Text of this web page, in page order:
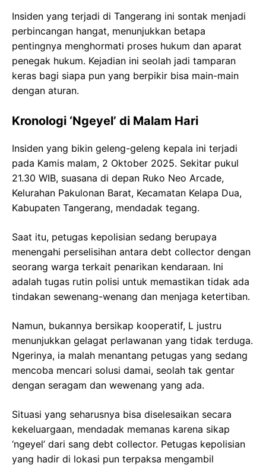
Insiden yang terjadi di Tangerang ini sontak menjadi
perbincangan hangat, menunjukkan betapa
pentingnya menghormati proses hukum dan aparat
penegak hukum. Kejadian ini seolah jadi tamparan
keras bagi siapa pun yang berpikir bisa main-main
dengan aturan.
Kronologi ‘Ngeyel’ di Malam Hari
Insiden yang bikin geleng-geleng kepala ini terjadi
pada Kamis malam, 2 Oktober 2025. Sekitar pukul
21.30 WIB, suasana di depan Ruko Neo Arcade,
Kelurahan Pakulonan Barat, Kecamatan Kelapa Dua,
Kabupaten Tangerang, mendadak tegang.
Saat itu, petugas kepolisian sedang berupaya
menengahi perselisihan antara debt collector dengan
seorang warga terkait penarikan kendaraan. Ini
adalah tugas rutin polisi untuk memastikan tidak ada
tindakan sewenang-wenang dan menjaga ketertiban.
Namun, bukannya bersikap kooperatif, L justru
menunjukkan gelagat perlawanan yang tidak terduga.
Ngerinya, ia malah menantang petugas yang sedang
mencoba mencari solusi damai, seolah tak gentar
dengan seragam dan wewenang yang ada.
Situasi yang seharusnya bisa diselesaikan secara
kekeluargaan, mendadak memanas karena sikap
‘ngeyel’ dari sang debt collector. Petugas kepolisian
yang hadir di lokasi pun terpaksa mengambil